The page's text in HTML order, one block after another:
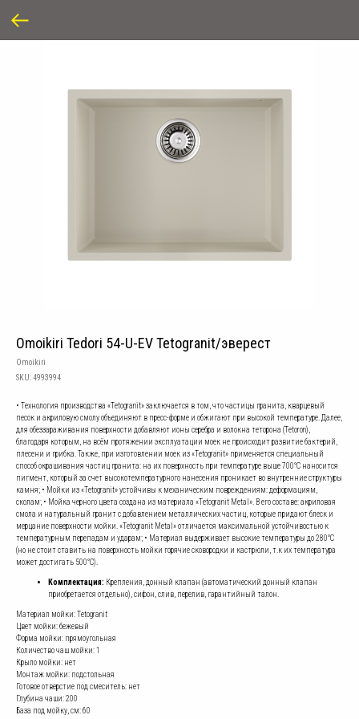
Omoikiri Tedori 54-U-EV Tetogranit/эверест
Omoikiri
SKU:4993994
• Технология производства «Tetogranit» заключается в том, что частицы гранита, кварцевый
песок и акриловую смолу объединяют в пресс-форме и обжигают при высокой температуре. Далее,
для обеззараживания поверхности добавляют ионы серебра и волокна теторона (Tetoron),
благодаря которым, на всём протяжении эксплуатации моек не происходит развитие бактерий,
плесени и грибка. Также, при изготовлении моек из «Tetogranit» применяется специальный
способ окрашивания частиц гранита: на их поверхность при температуре выше 700°С наносится
пигмент, который за счет высокотемпературного нанесения проникает во внутренние структуры
камня; • Мойки из «Tetogranit» устойчивы к механическим повреждениям: деформациям,
сколам; • Мойка черного цвета создана из материала «Tetogranit Metal». В его составе: акриловая
смола и натуральный гранит с добавлением металлических частиц, которые придают блеск и
мерцание поверхности мойки. «Tetogranit Metal» отличается максимальной устойчивостью к
температурным перепадам и ударам; • Материал выдерживает высокие температуры до 280°С
(но не стоит ставить на поверхность мойки горячие сковородки и кастрюли, т.к их температура
может достигать 500°С).
Комплектация: Крепления, донный клапан (автоматический донный клапан
приобретается отдельно), сифон, слив, перелив, гарантийный талон.
Материал мойки: Tetogranit
Цвет мойки: бежевый
Форма мойки: прямоугольная
Количество чаш мойки: 1
Крыло мойки: нет
Монтаж мойки: подстольная
Готовое отверстие под смеситель: нет
Глубина чаши: 200
База под мойку, см: 60